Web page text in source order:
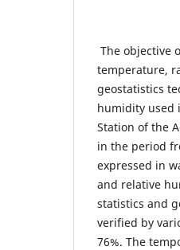
The objective
temperature,
geostatistics
humidity used
Station of the
in the period
expressed in
and relative
statistics and
verified by
76%. The